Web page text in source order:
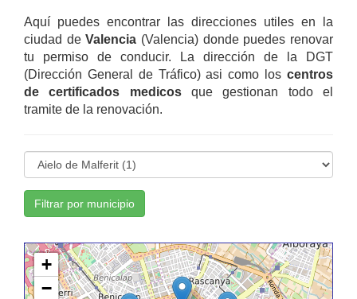
Aquí puedes encontrar las direcciones utiles en la
ciudad deValencia (Valencia) donde puedes renovar
tu permiso de conducir. La dirección de la DGT
(Dirección General de Tráfico) asi como los centros
de certificados medicosque gestionan todo el
tramite de la renovación.
Filtrar por municipio
+
−